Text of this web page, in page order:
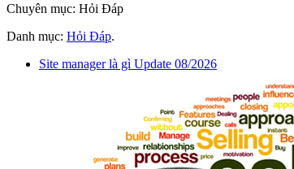
Chuyên mục: Hỏi Đáp
Danh mục: Hỏi Đáp.
Site manager là gì Update 08/2026